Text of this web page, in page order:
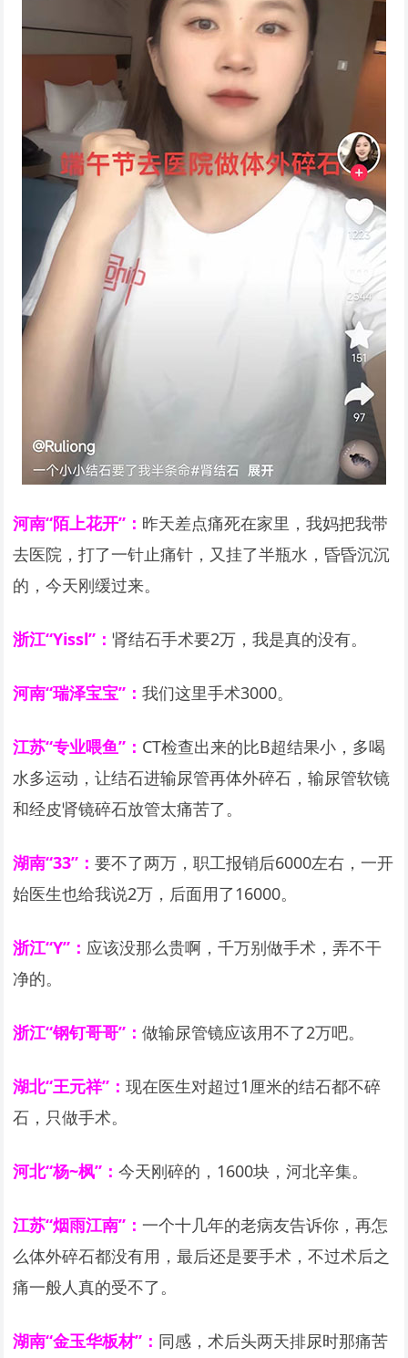
河南“陌上花开”： 昨天差点痛死在家里，我妈把我带
去医院，打了一针止痛针，又挂了半瓶水，昏昏沉沉
的，今天刚缓过来。
浙江“Yissl”：肾结石手术要2万，我是真的没有。
河南“瑞泽宝宝”：我们这里手术3000。
江苏“专业喂鱼”： CT检查出来的比B超结果小，多喝
水多运动，让结石进输尿管再体外碎石，输尿管软镜
和经皮肾镜碎石放管太痛苦了。
湖南“33”：要不了两万，职工报销后6000左右，一开
始医生也给我说2万，后面用了16000。
浙江“Y”： 应该没那么贵啊，千万别做手术，弄不干
净的。
浙江“钢钉哥哥”：做输尿管镜应该用不了2万吧。
湖北“王元祥”：现在医生对超过1厘米的结石都不碎
石，只做手术。
河北“杨~枫”：今天刚碎的，1600块，河北辛集。
江苏“烟雨江南”：一个十几年的老病友告诉你，再怎
么体外碎石都没有用，最后还是要手术，不过术后之
痛一般人真的受不了。
湖南“金玉华板材”： 同感，术后头两天排尿时那痛苦